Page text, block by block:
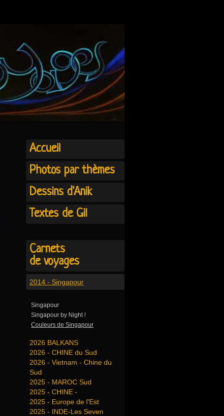
Accueil
Photos par thèmes
Dessins d'Anik
Textes de Gil
Carnets
de voyages
2014 - Singapour
Singapour
Singapour by Night !
Couleurs de Singapour
2026 BALKANS
2026 - CHINE du Sud
2026 - Vietnam - Chine du
Sud
2025 - MAROC Sud
2025 - CHINE -
2025 - Europe de l'Est
2025 - INDE-Les Seven